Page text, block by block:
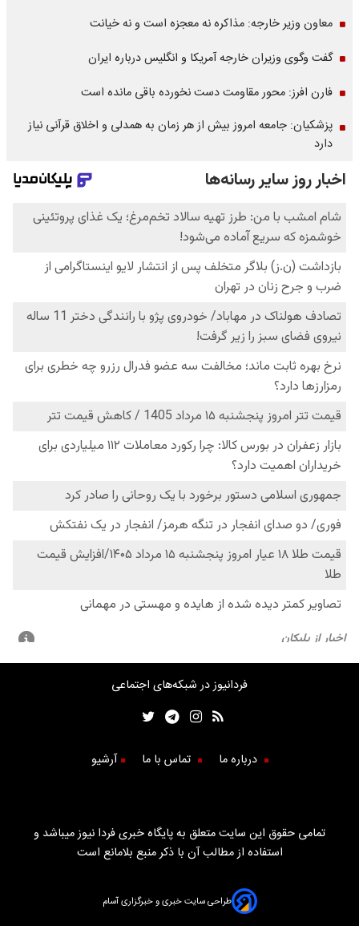
معاون وزیر خارجه: مذاکره نه معجزه است و نه خیانت
گفت وگوی وزیران خارجه آمریکا و انگلیس درباره ایران
فارن افرز: محور مقاومت دست نخورده باقی مانده است
پزشکیان: جامعه امروز بیش از هر زمان به همدلی و اخلاق قرآنی نیاز
دارد
فردانیوز در شبکه‌های اجتماعی
درباره ما تماس با ما آرشیو
تمامی حقوق این سایت متعلق به پایگاه خبری فردا نیوز میباشد و
استفاده از مطالب آن با ذکر منبع بلامانع است
طراحی سایت خبری و خبرگزاری آسام